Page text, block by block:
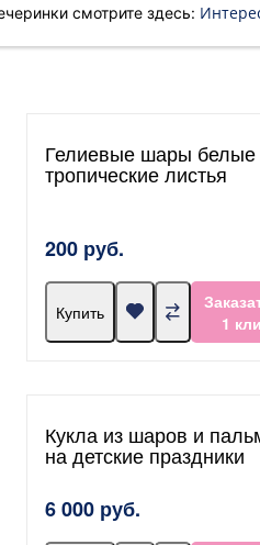
смотрите здесь:
Гелиевые шары белые
тропические листья
200 руб.
Купить
1
Кукла из шаров и
на детские праздники
6 000 руб.